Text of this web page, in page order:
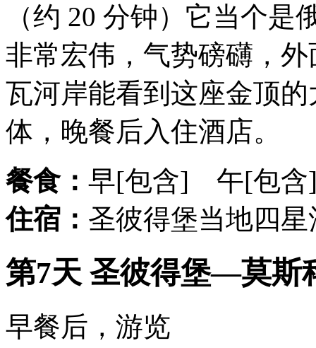
（约 20 分钟）它当个
非常宏伟，气势磅礴，
瓦河岸能看到这座金顶
体，晚餐后入住酒店。
餐食： 早[包含] 午[包
住宿： 圣彼得堡当地四星
第7天 圣彼得堡—莫斯
早餐后，游览